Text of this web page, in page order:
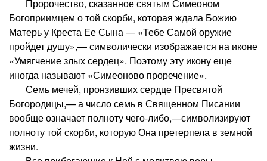
Пророчество, сказанное святым Симеоном
Богоприимцем о той скорби, которая ждала Божию
Матерь у Креста Ее Сына — «Тебе Самой оружие
пройдет душу»,— символически изображается на иконе
«Умягчение злых сердец». Поэтому эту икону еще
иногда называют «Симеоново проречение».
Семь мечей, пронзивших сердце Пресвятой
Богородицы,— а число семь в Священном Писании
вообще означает полноту чего-либо,—символизируют
полноту той скорби, которую Она претерпела в земной
жизни.